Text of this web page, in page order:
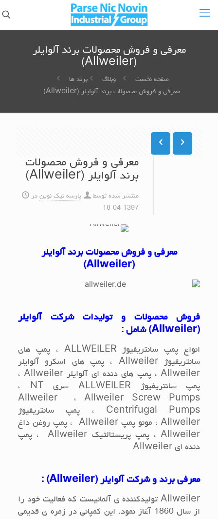
معرفی و فروش محصولات برند آلوایلر
(Allweiler)
صفحه نخست وبلاگ
برند ها
معرفی و فروش محصولات برند آلوایلر (Allweiler)
معرفی و فروش محصولات
برند آلوایلر (Allweiler)
منتشر شده توسط پارسه نیک نوین در
1397-04-18
معرفی و فروش محصولات برند آلوایلر
(
Allweiler
)
فروش محصولات و تولیدات شرکت آلوایلر
(
Allweiler) شامل :
انواع پمپ سانتریفیوژ ALLWEILER ، پمپ های
سانتریفیوژAllweiler ، پمپ های اسکرو آلوایلر
Allweiler، پمپ های دنده ای آلوایلر Allweiler،
پمپ سانتریفیوژ ALLWEILER سری NT ،
Allweiler Screw Pumps،Allweiler
Centrifugal Pumps ، پمپ سانتریفیوژ
Allweiler، مونو پمپAllweiler ، پمپ روغن داغ
Allweiler، پمپ پریستالتیک Allweiler، پمپ
دنده ای Allweiler
معرفی برند و شرکت آلوایلر (Allweiler
) :
Allweilerتولیدکننده ی آلمانیست که فعالیت خود را
از سال 1860 آغاز نمود. این کمپانی در زمره ی قدیمی